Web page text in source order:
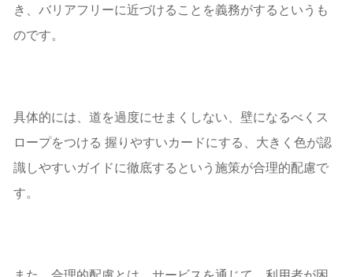
き、バリアフリーに近づけることを義務がするというも
のです。
具体的には、道を過度にせまくしない、壁になるべくス
ロープをつける 握りやすいカードにする、大きく色が認
識しやすいガイドに徹底するという施策が合理的配慮で
す。